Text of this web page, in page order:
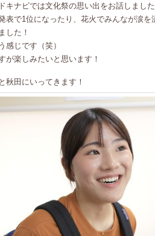
キナビでは文化祭の思い出をお話しまし
表で1位になったり、花火でみんなが涙を
した！
感じです（笑）
が楽しみたいと思います！
秋田にいってきます！